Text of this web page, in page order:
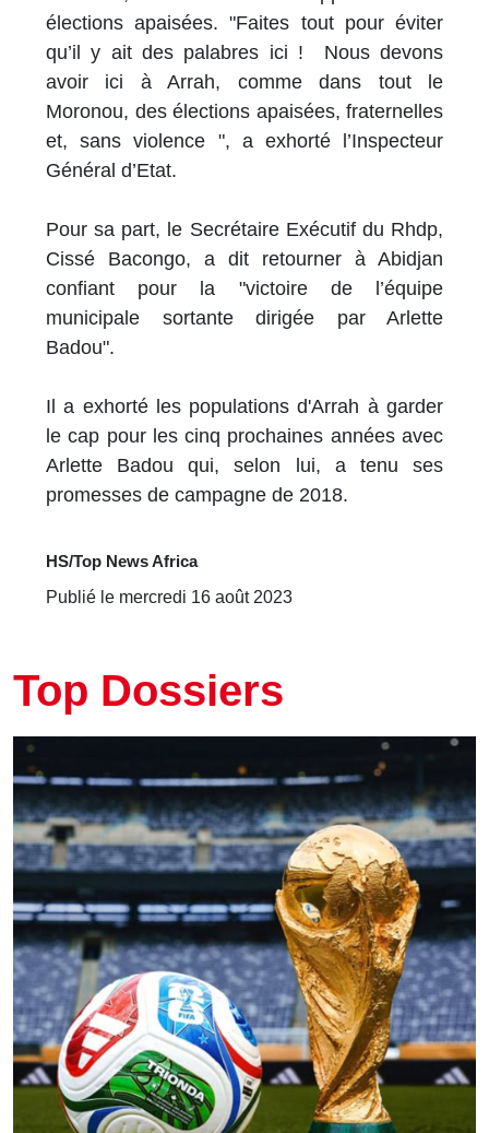
élections apaisées. "Faites tout pour éviter
qu’il y ait des palabres ici ! Nous devons
avoir ici à Arrah, comme dans tout le
Moronou, des élections apaisées, fraternelles
et, sans violence ", a exhorté l’Inspecteur
Général d’Etat.
Pour sa part, le Secrétaire Exécutif du Rhdp,
Cissé Bacongo, a dit retourner à Abidjan
confiant pour la "victoire de l’équipe
municipale sortante dirigée par Arlette
Badou".
Il a exhorté les populations d'Arrah à garder
le cap pour les cinq prochaines années avec
Arlette Badou qui, selon lui, a tenu ses
promesses de campagne de 2018.
HS/Top News Africa
Publié le mercredi 16 août 2023
Top Dossiers